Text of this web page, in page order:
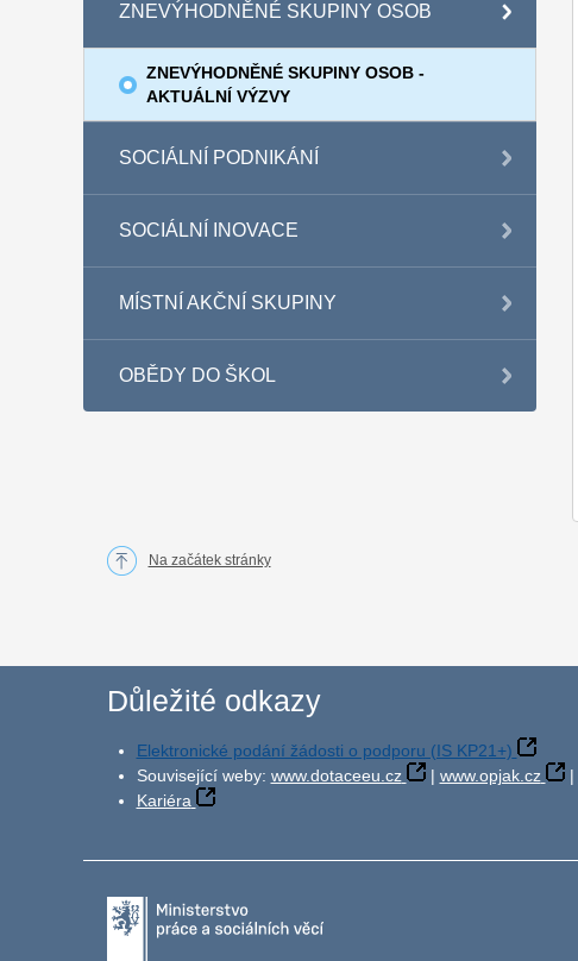
ZNEVÝHODNĚNÉ SKUPINY OSOB
ZNEVÝHODNĚNÉ SKUPINY OSOB -
AKTUÁLNÍ VÝZVY
SOCIÁLNÍ PODNIKÁNÍ
SOCIÁLNÍ INOVACE
MÍSTNÍ AKČNÍ SKUPINY
OBĚDY DO ŠKOL
Na začátek stránky
Důležité odkazy
Elektronické podání žádosti o podporu (IS KP21+)
Související weby: www.dotaceeu.cz | www.opjak.cz |
Kariéra